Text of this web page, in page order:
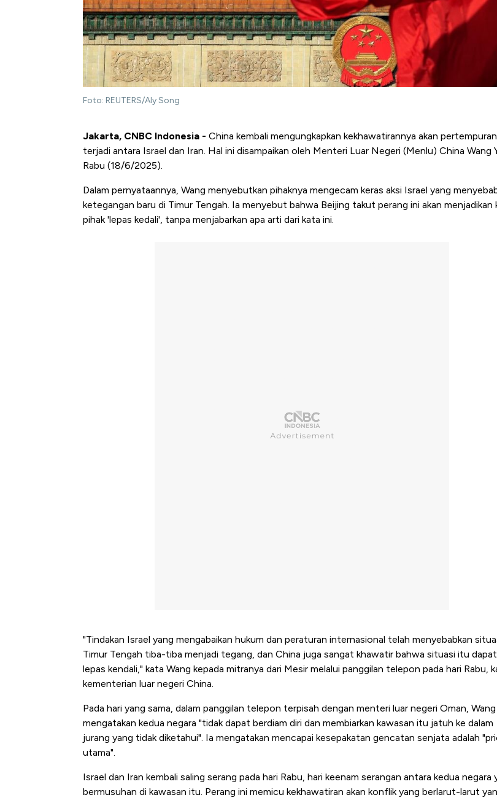
Foto: REUTERS/Aly Song
Jakarta, CNBC Indonesia - China kembali mengungkapkan kekhawatirannya akan
terjadi antara Israel dan Iran. Hal ini disampaikan oleh Menteri Luar Negeri (Menlu) China Wang
Rabu (18/6/2025).
Dalam pernyataannya, Wang menyebutkan pihaknya mengecam keras aksi Israel yang
ketegangan baru di Timur Tengah. Ia menyebut bahwa Beijing takut perang ini akan menjadikan
pihak 'lepas kedali', tanpa menjabarkan apa arti dari kata ini.
"Tindakan Israel yang mengabaikan hukum dan peraturan internasional telah menyebabkan
Timur Tengah tiba-tiba menjadi tegang, dan China juga sangat khawatir bahwa situasi itu dapat
lepas kendali," kata Wang kepada mitranya dari Mesir melalui panggilan telepon pada hari Rabu,
kementerian luar negeri China.
Pada hari yang sama, dalam panggilan telepon terpisah dengan menteri luar negeri Oman, Wang
mengatakan kedua negara "tidak dapat berdiam diri dan membiarkan kawasan itu jatuh ke dalam
jurang yang tidak diketahui". Ia mengatakan mencapai kesepakatan gencatan senjata adalah
utama".
Israel dan Iran kembali saling serang pada hari Rabu, hari keenam serangan antara kedua negara
bermusuhan di kawasan itu. Perang ini memicu kekhawatiran akan konflik yang berlarut-larut